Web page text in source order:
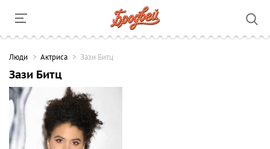
Люди Актриса Зази Битц
Зази Битц